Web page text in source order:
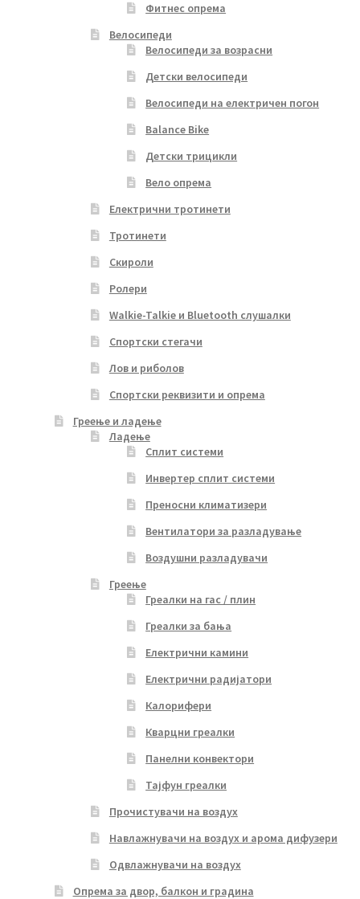
Фитнес опрема
Велосипеди
Велосипеди за возрасни
Детски велосипеди
Велосипеди на електричен погон
Balance Bike
Детски трицикли
Вело опрема
Електрични тротинети
Тротинети
Скироли
Ролери
Walkie-Talkie и Bluetooth слушалки
Спортски стегачи
Лов и риболов
Спортски реквизити и опрема
Греење и ладење
Ладење
Сплит системи
Инвертер сплит системи
Преносни климатизери
Вентилатори за разладување
Воздушни разладувачи
Греење
Греалки на гас / плин
Греалки за бања
Електрични камини
Електрични радијатори
Калорифери
Кварцни греалки
Панелни конвектори
Тајфун греалки
Прочистувачи на воздух
Навлажнувачи на воздух и арома дифузери
Одвлажнувачи на воздух
Опрема за двор, балкон и градина